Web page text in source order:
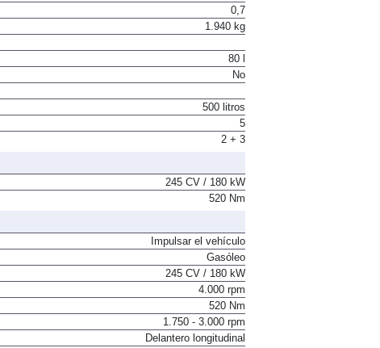
2,41 m²
0,7
80 l
500 litros
5
245 CV / 180 kW
Impulsar el vehículo
Gasóleo
245 CV / 180 kW
4.000 rpm
520 Nm
1.750 - 3.000 rpm